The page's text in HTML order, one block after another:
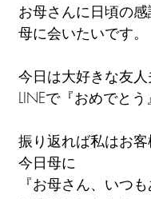
お母さんに日頃の
母に会いたいです。
今日は大好きな友
LINEで『おめでと
振り返れば私はお
今日母に
『お母さん、いつ